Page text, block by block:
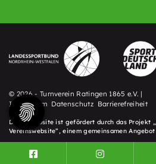
© 2026 - Turnverein Ratingen 1865 e.V. |
Impressum Datenschutz Barrierefreiheit
Diese Website ist gefördert durch das Projekt „
Vereinswebsite”, einem gemeinsamen Angebot